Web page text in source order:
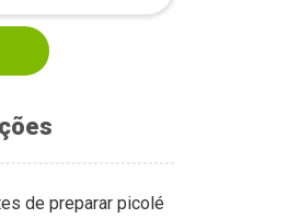
de preparar picolé